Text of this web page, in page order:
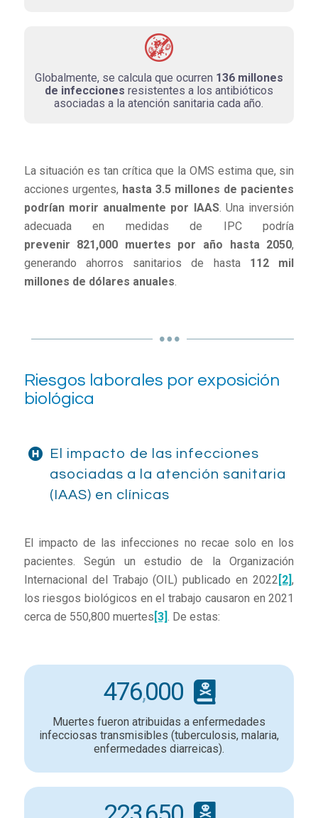
Globalmente, se calcula que ocurren 136 millones
de infecciones resistentes a los antibióticos
asociadas a la atención sanitaria cada año.
La situación es tan crítica que la OMS estima que, sin
acciones urgentes, hasta 3.5 millones de pacientes
podrían morir anualmente por IAAS. Una inversión
adecuada en medidas de IPC podría
prevenir 821,000 muertes por año hasta 2050,
generando ahorros sanitarios de hasta 112 mil
millones de dólares anuales
Riesgos laborales por exposición
biológica
El impacto de las infecciones
asociadas a la atención sanitaria
(IAAS) en clínicas
El impacto de las infecciones no recae solo en los
pacientes. Según un estudio de la Organización
Internacional del Trabajo (OIL) publicado en 2022 [2],
los riesgos biológicos en el trabajo causaron en 2021
cerca de 550,800 muertes [3] . De estas:
476,000
Muertes fueron atribuidas a enfermedades
infecciosas transmisibles (tuberculosis, malaria,
enfermedades diarreicas).